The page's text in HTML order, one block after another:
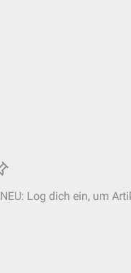
NEU: Log dich ein, um